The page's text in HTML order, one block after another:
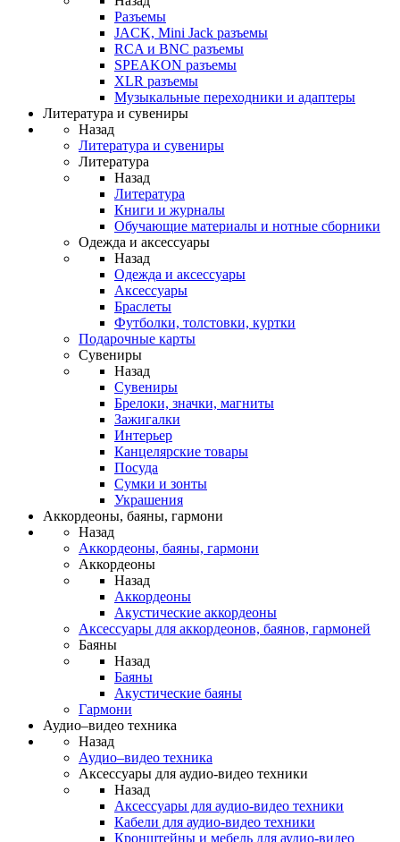
Разъемы
JACK, Mini Jack разъемы
RCA и BNC разъемы
SPEAKON разъемы
XLR разъемы
Музыкальные переходники и адаптеры
Литература и сувениры
Назад
Литература и сувениры
Литература
Назад
Литература
Книги и журналы
Обучающие материалы и нотные сборники
Одежда и аксессуары
Назад
Одежда и аксессуары
Аксессуары
Браслеты
Футболки, толстовки, куртки
Подарочные карты
Сувениры
Назад
Сувениры
Брелоки, значки, магниты
Зажигалки
Интерьер
Канцелярские товары
Посуда
Сумки и зонты
Украшения
Аккордеоны, баяны, гармони
Назад
Аккордеоны, баяны, гармони
Аккордеоны
Назад
Аккордеоны
Акустические аккордеоны
Аксессуары для аккордеонов, баянов, гармоней
Баяны
Назад
Баяны
Акустические баяны
Гармони
Аудио–видео техника
Назад
Аудио–видео техника
Аксессуары для аудио-видео техники
Назад
Аксессуары для аудио-видео техники
Кабели для аудио-видео техники
Кронштейны и мебель для аудио-видео